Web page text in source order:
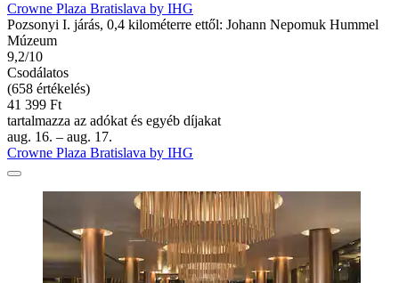
Crowne Plaza Bratislava by IHG
Pozsonyi I. járás, 0,4 kilométerre ettől: Johann Nepomuk Hummel
Múzeum
9,2/10
Csodálatos
(658 értékelés)
41 399 Ft
tartalmazza az adókat és egyéb díjakat
aug. 16. – aug. 17.
Crowne Plaza Bratislava by IHG